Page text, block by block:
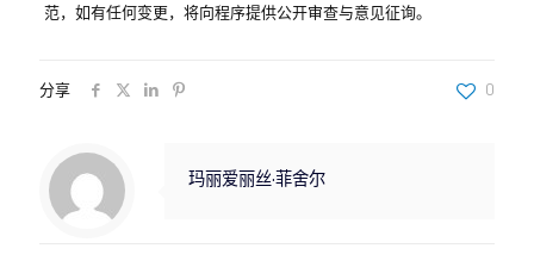
范，如有任何变更，将向程序提供公开审查与意见征询。
分享 0
玛丽爱丽丝·菲舍尔